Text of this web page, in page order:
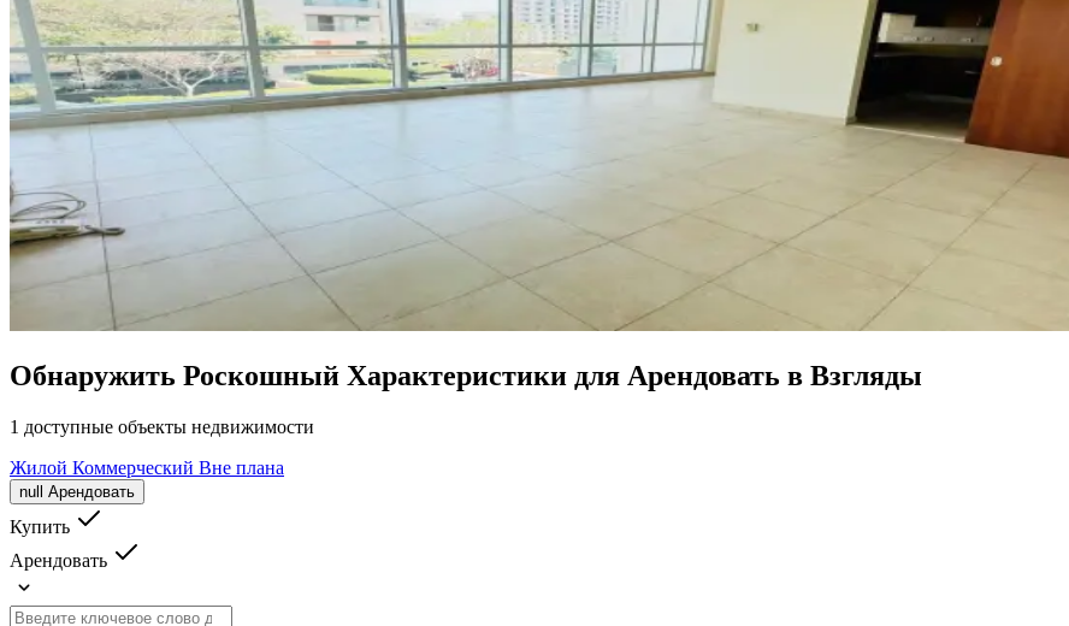
Обнаружить Роскошный Характеристики для Арендовать в Взгляды
1 доступные объекты недвижимости
Жилой Коммерческий Вне плана
null Арендовать
Купить
Арендовать